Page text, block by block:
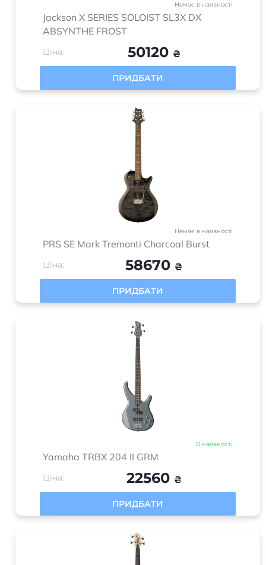
Немає в наявності
Jackson X SERIES SOLOIST SL3X DX
ABSYNTHE FROST
Ціна: 50120 ₴
ПРИДБАТИ
Немає в наявності
PRS SE Mark Tremonti Charcoal Burst
Ціна: 58670 ₴
ПРИДБАТИ
В наявності
Yamaha TRBX 204 II GRM
Ціна: 22560 ₴
ПРИДБАТИ